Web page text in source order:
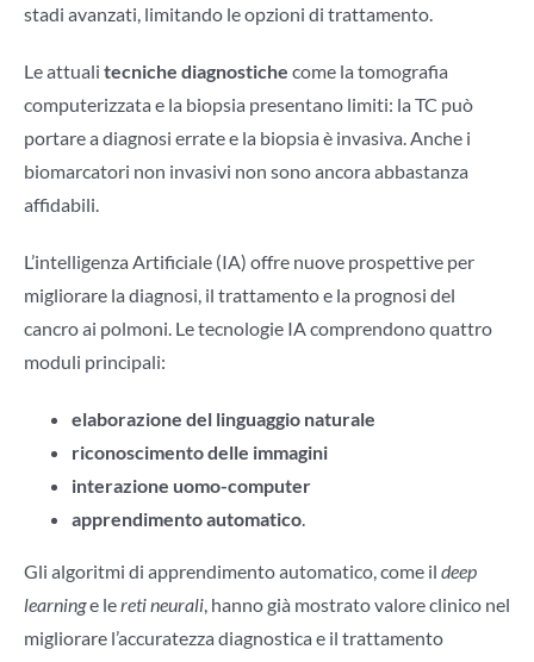
stadi avanzati, limitando le opzioni di trattamento.
Le attuali tecniche diagnostiche come la tomografia
computerizzata e la biopsia presentano limiti: la TC può
portare a diagnosi errate e la biopsia è invasiva. Anche i
biomarcatori non invasivi non sono ancora abbastanza
affidabili.
L’intelligenza Artificiale (IA) offre nuove prospettive per
migliorare la diagnosi, il trattamento e la prognosi del
cancro ai polmoni. Le tecnologie IA comprendono quattro
moduli principali:
elaborazione del linguaggio naturale
riconoscimento delle immagini
interazione uomo-computer
apprendimento automatico.
Gli algoritmi di apprendimento automatico, come il deep
learninge lereti neurali, hanno già mostrato valore clinico nel
migliorare l’accuratezza diagnostica e il trattamento